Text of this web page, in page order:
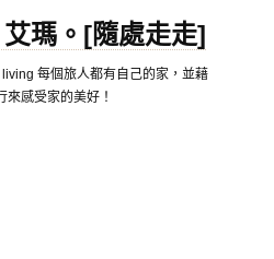
瑪。[隨處走走]
每個旅人都有自己的家，並藉
來感受家的美好！